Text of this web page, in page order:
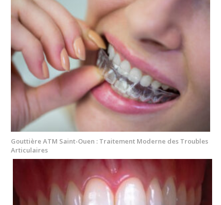
Gouttière ATM Saint-Ouen : Traitement Moderne des Troubles
Articulaires